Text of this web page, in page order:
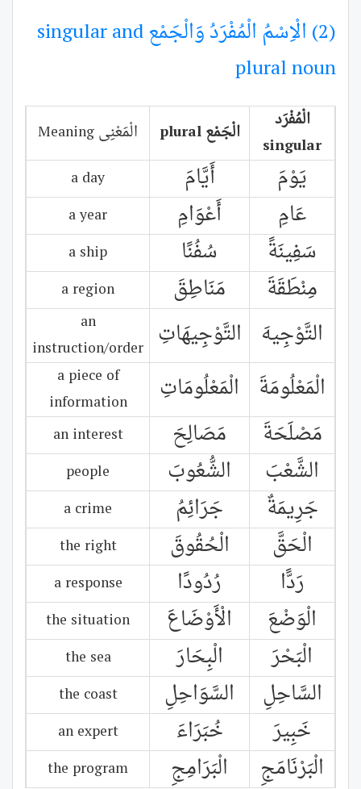
(2) الْاِسْمُ الْمُفْرَدُ وَالْجَمْع singular and
plural noun
الْمُفْرَد
singular
الْجَمْعplural الْمَعْنِى Meaning
يَوْمَ أَيَّامَ a day
عَامِ أَعْوَامِ a year
سَفِينَةً سُفُنًا a ship
مِنْطَقَةَ مَنَاطِقَ a region
التَّوْجِيهَ التَّوْجِيهَاتِ
an
instruction/order
الْمَعْلُومَةَ الْمَعْلُومَاتِ
a piece of
information
مَصْلَحَةَ مَصَالِحَ an interest
الشَّعْبَ الشُّعُوبَ people
جَرِيمَةٌ جَرَائِمُ a crime
الْحَقَّ الْحُقُوقَ the right
رَدًّا رُدُودًا a response
الْوَضْعَ الْأَوْضَاعَ the situation
الْبَحْرَ الْبِحَارَ the sea
السَّاحِلِ السَّوَاحِلِ the coast
خَبِيرَ خُبَرَاءَ an expert
الْبَرْنَامَجِ الْبَرَامِجِ the program